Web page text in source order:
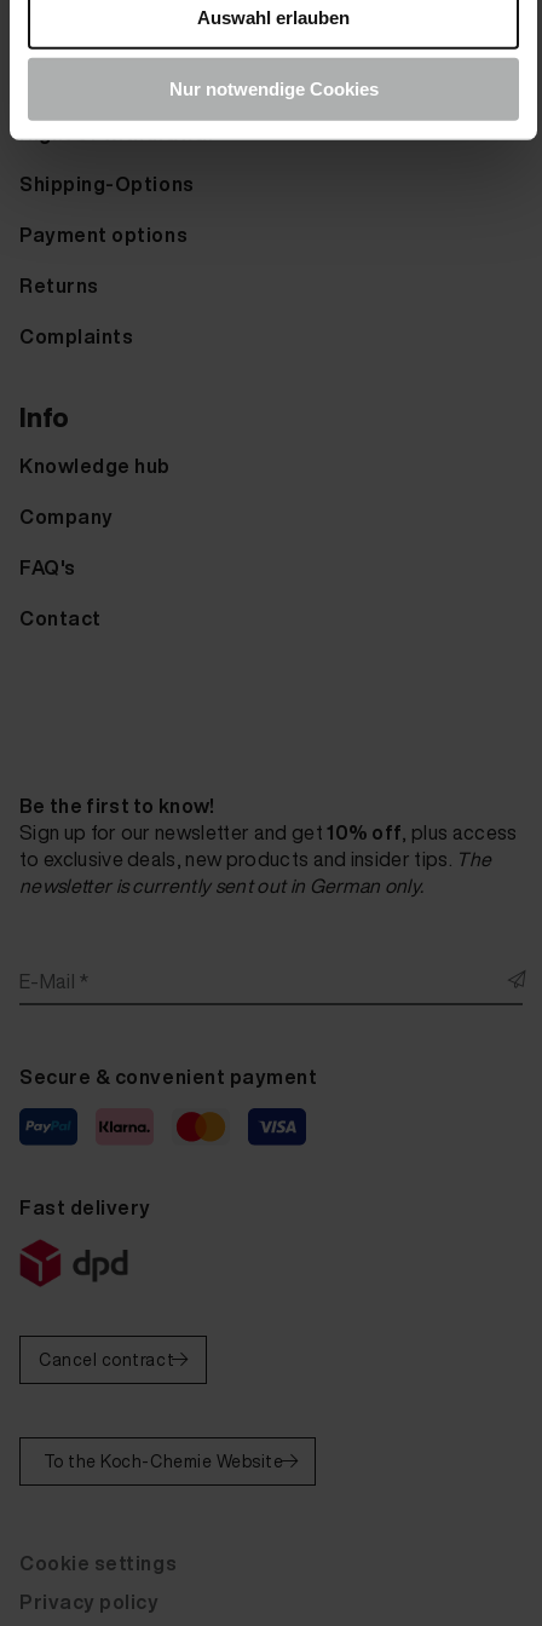
Auswahl erlauben
Nur notwendige Cookies
Right of withdrawal
Shipping-Options
Payment options
Returns
Complaints
Info
Knowledge hub
Company
FAQ's
Contact
Be the first to know!
Sign up for our newsletter and get10% off, plus access
to exclusive deals, new products and insider tips. The
newsletter is currently sent out in German only.
E-Mail *
Secure & convenient payment
Fast delivery
Cancel contract
To the Koch-Chemie Website
Cookie settings
Privacy policy